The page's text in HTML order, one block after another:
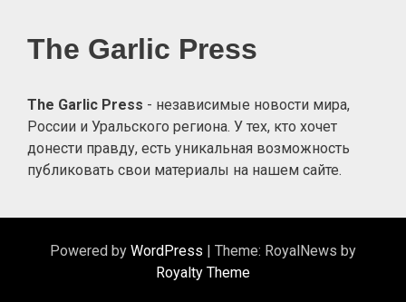
The Garlic Press
The Garlic Press - независимые новости мира,
России и Уральского региона. У тех, кто хочет
донести правду, есть уникальная возможность
публиковать свои материалы на нашем сайте.
Powered by WordPress
Theme: RoyalNews by
Royalty Theme